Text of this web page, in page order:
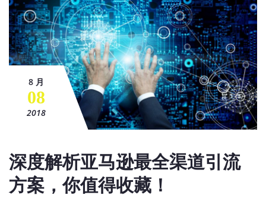
8 月
08
2018
深度解析亚马逊最全渠道引流
方案，你值得收藏！